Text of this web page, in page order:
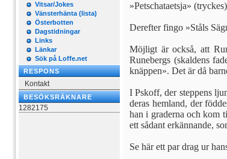
Vitsar/Jokes
Vänsterhänta (lista)
Österbotten
Dagstidningar
Links
Länkar
Sök på Loffe.net
RESPONS
Kontakt
BESÖKSRÄKNARE
1282175
»Petschataetsja»
Derefter fingo »Ståls
Möjligt är också, att
Runebergs (skaldens
knäppen». Det är då
I Pskoff, der steppens
deras hemland, der
han i graderna och kom
ett sådant erkännande,
Se här ett par drag ur